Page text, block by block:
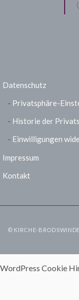
Datenschutz
Privatsphäre-
Historie der
Einwilligungen
Impressum
Kontakt
© KIRCHE-
WordPress Cookie